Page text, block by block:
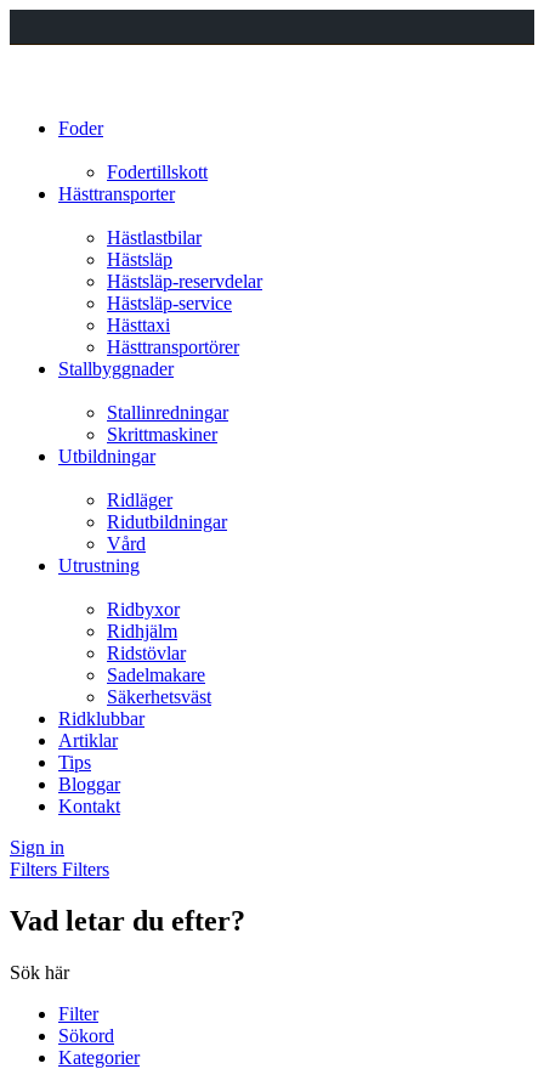
Foder
Fodertillskott
Hästtransporter
Hästlastbilar
Hästsläp
Hästsläp-reservdelar
Hästsläp-service
Hästtaxi
Hästtransportörer
Stallbyggnader
Stallinredningar
Skrittmaskiner
Utbildningar
Ridläger
Ridutbildningar
Vård
Utrustning
Ridbyxor
Ridhjälm
Ridstövlar
Sadelmakare
Säkerhetsväst
Ridklubbar
Artiklar
Tips
Bloggar
Kontakt
Sign in
Filters Filters
Vad letar du efter?
Sök här
Filter
Sökord
Kategorier